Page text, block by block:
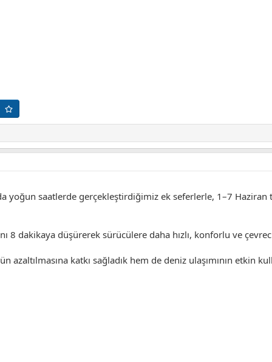
yoğun saatlerde gerçekleştirdiğimiz ek seferlerle, 1–7
8 dakikaya düşürerek sürücülere daha hızlı, konforlu ve
katkı sağladık hem de deniz ulaşımının etkin